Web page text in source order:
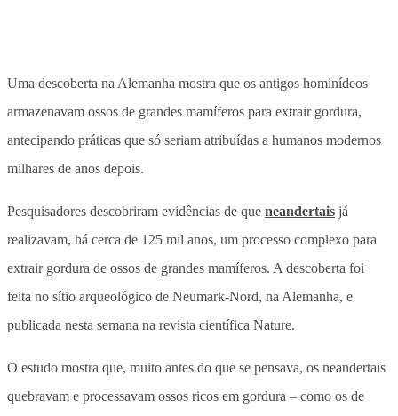
Uma descoberta na Alemanha mostra que os antigos hominídeos
armazenavam ossos de grandes mamíferos para extrair gordura,
antecipando práticas que só seriam atribuídas a humanos modernos
milhares de anos depois.
Pesquisadores descobriram evidências de que neandertais já
realizavam, há cerca de 125 mil anos, um processo complexo para
extrair gordura de ossos de grandes mamíferos. A descoberta foi
feita no sítio arqueológico de Neumark-Nord, na Alemanha, e
publicada nesta semana na revista científica Nature.
O estudo mostra que, muito antes do que se pensava, os neandertais
quebravam e processavam ossos ricos em gordura – como os de